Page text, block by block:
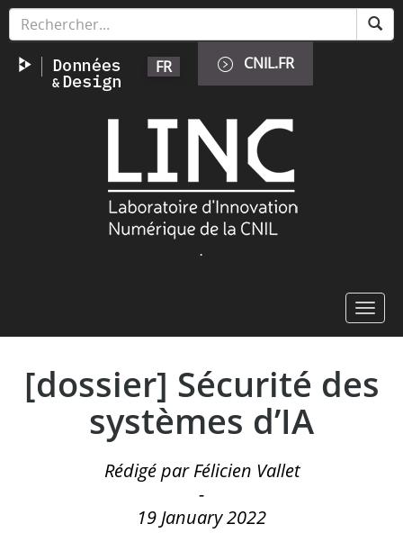
Skip
content
FR CNIL.FR
.
[dossier] Sécurité des
systèmes d’IA
Rédigé par Félicien Vallet
-
19 January 2022
Cookies management panel